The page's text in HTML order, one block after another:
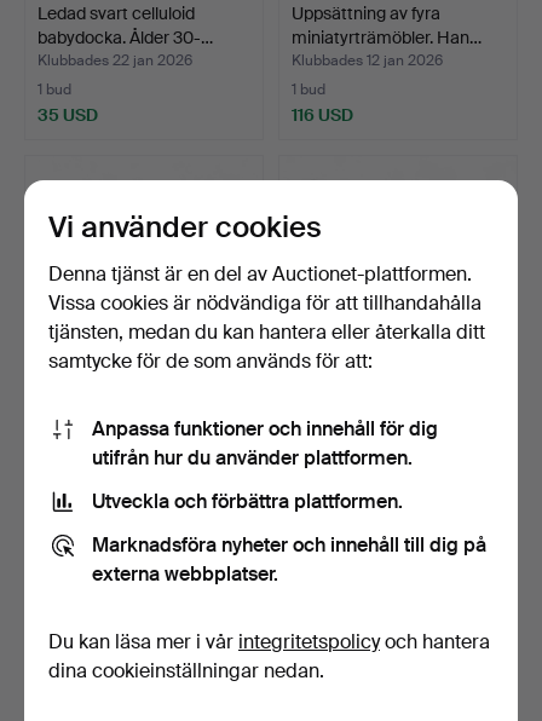
Ledad svart celluloid
babydocka. Ålder 30-…
Klubbades 22 jan 2026
1 bud
35 USD
Uppsättning av fyra
miniatyrträmöbler. Han…
Klubbades 12 jan 2026
1 bud
116 USD
Ånglokomotivmodell.
Klubbades 6 jan 2026
2 bud
PAYA. Modell av en
ångmotor med en kolvagn.
Klubbades 6 jan 2026
3 bud
Vi använder cookies
Denna tjänst är en del av Auctionet-plattformen.
Vissa cookies är nödvändiga för att tillhandahålla
tjänsten, medan du kan hantera eller återkalla ditt
samtycke för de som används för att:
Anpassa funktioner och innehåll för dig
utifrån hur du använder plattformen.
Utveckla och förbättra plattformen.
Marknadsföra nyheter och innehåll till dig på
externa webbplatser.
Du kan läsa mer i vår integritetspolicyoch hantera
dina cookieinställningar nedan.